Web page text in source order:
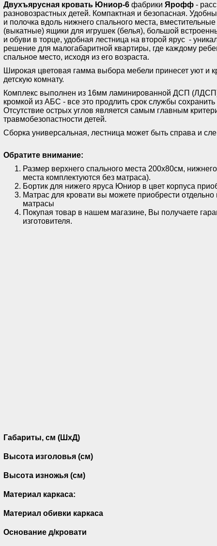
Двухъярусная кровать Юниор-6 фабрики Ярофф -
разновозрастных детей. Компактная и безопасная.
и полочка вдоль нижнего спального места,
(выкатные) ящики для игрушек (белья), большой
и обуви в торце, удобная лестница на второй ярус -
решение для малогабаритной квартиры, где каждому
спальное место, исходя из его возраста.
Широкая цветовая гамма выбора мебели принесет уют и
детскую комнату.
Комплекс выполнен из 16мм ламинированной ДСП
кромкой из АБС - все это продлить срок службы
Отсутствие острых углов является самым главным
травмобезопастности детей.
Сборка универсальная, лестница может быть справа и
Обратите внимание:
Размер верхнего спального места 200х80см,
места комплектуются без матраса).
Бортик для нижего яруса Юниор в цвет корпуса
Матрас для кровати вы можете приобрести отдельно
матрасы
Покупая товар в нашем магазине, Вы получаете
изготовителя.
Габариты, см (ШхД)
Высота изголовья (см)
Высота изножья (см)
Материал каркаса:
Материал обивки каркаса
Основание д/кровати